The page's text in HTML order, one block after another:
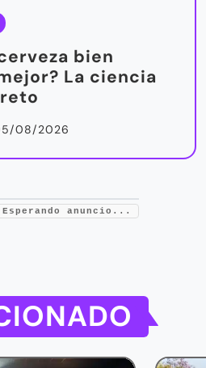
bien
La ciencia
08/2026
Esperando anuncio...